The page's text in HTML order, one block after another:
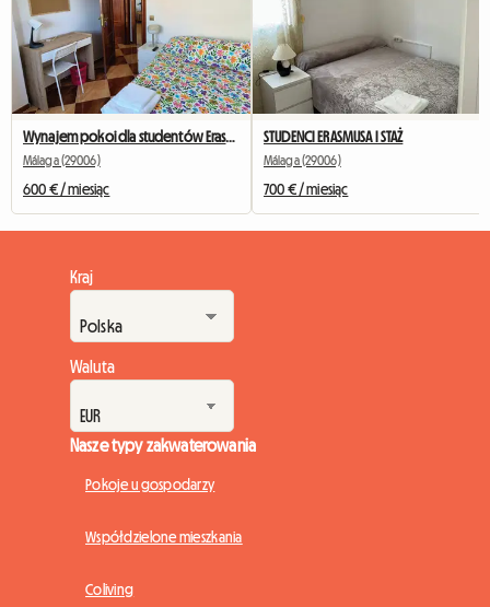
Wynajem pokoi dla studentów Erasmusa
Málaga (29006)
600 € / miesiąc
STUDENCI ERASMUSA I STAŻ
Málaga (29006)
700 € / miesiąc
Kraj
Waluta
Nasze typy zakwaterowania
Pokoje u gospodarzy
Współdzielone mieszkania
Coliving